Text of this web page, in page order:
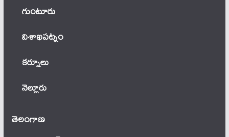
గుంటూరు
విశాఖపట్నం
కర్నూలు
నెల్లూరు
తెలంగాణ‌